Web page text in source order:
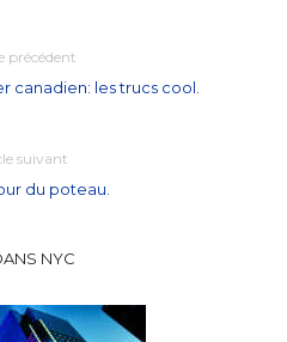
précédent
canadien: les trucs cool.
suivant
du poteau.
NYC